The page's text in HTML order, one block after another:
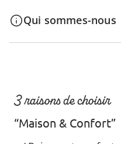
Qui sommes-nous
3 raisons de choisir
“Maison & Confort”